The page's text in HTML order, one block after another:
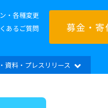
・各種変更
あるご質問
募金・寄
資料・プレスリリース